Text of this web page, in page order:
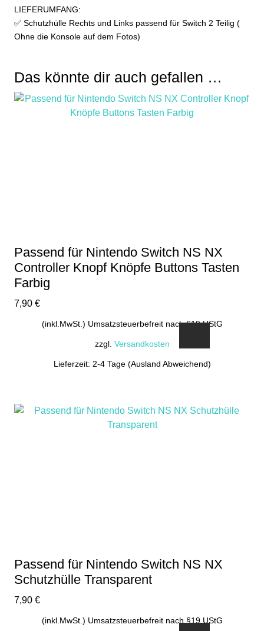
LIEFERUMFANG:
✅ Schutzhülle Rechts und Links passend für Switch 2 Teilig (
Ohne die Konsole auf dem Fotos)
Das könnte dir auch gefallen …
Passend für Nintendo Switch NS NX
Controller Knopf Knöpfe Buttons Tasten
Farbig
7,90 €
(inkl.MwSt.) Umsatzsteuerbefreit nach §19 UStG
zzgl. Versandkosten
Lieferzeit: 2-4 Tage (Ausland Abweichend)
Passend für Nintendo Switch NS NX
Schutzhülle Transparent
7,90 €
(inkl.MwSt.) Umsatzsteuerbefreit nach §19 UStG